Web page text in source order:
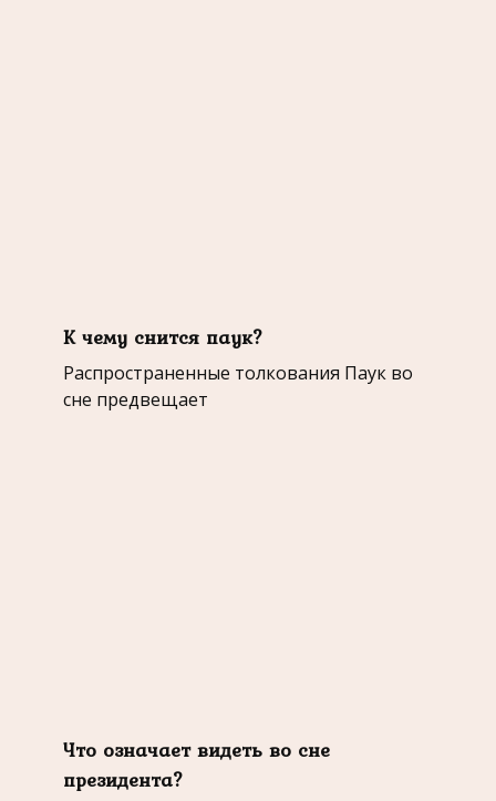
К чему снится паук?
Распространенные толкования Паук во
сне предвещает
Что означает видеть во сне
президента?